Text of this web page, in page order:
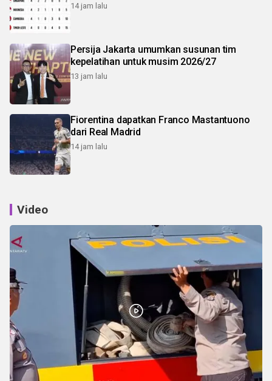
14 jam lalu
Persija Jakarta umumkan susunan tim
kepelatihan untuk musim 2026/27
13 jam lalu
Fiorentina dapatkan Franco Mastantuono
dari Real Madrid
14 jam lalu
Video